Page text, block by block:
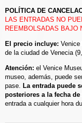
POLÍTICA DE
LAS ENTRADAS NO
REEMBOLSADAS BAJO
El precio incluye: Venice
de la ciudad de Venecia
Atención: el Venice
museo, además, puede
pase. La entrada puede
posteriores a la fecha de
entrada a cualquier hora